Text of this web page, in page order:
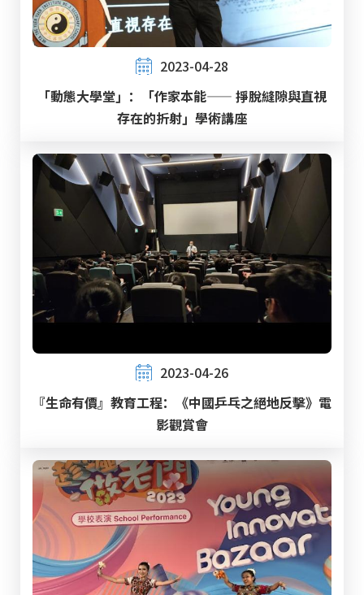
2023-04-28
「動態大學堂」：「作家本能—— 掙脫縫隙與直視
存在的折射」學術講座
2023-04-26
『生命有價』教育工程：《中國乒乓之絕地反擊》電
影觀賞會